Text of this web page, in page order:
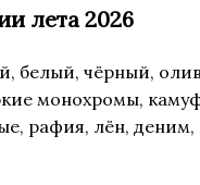
лета 2026
белый, чёрный,
монохромы,
рафия, лён,